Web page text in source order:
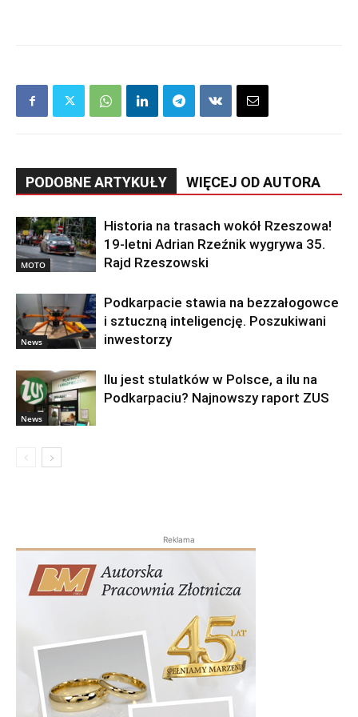
PODOBNE ARTYKUŁY WIĘCEJ OD AUTORA
MOTO
Historia na trasach wokół Rzeszowa!
19-letni Adrian Rzeźnik wygrywa 35.
Rajd Rzeszowski
News
Podkarpacie stawia na bezzałogowce
i sztuczną inteligencję. Poszukiwani
inwestorzy
News
Ilu jest stulatków w Polsce, a ilu na
Podkarpaciu? Najnowszy raport ZUS
Reklama